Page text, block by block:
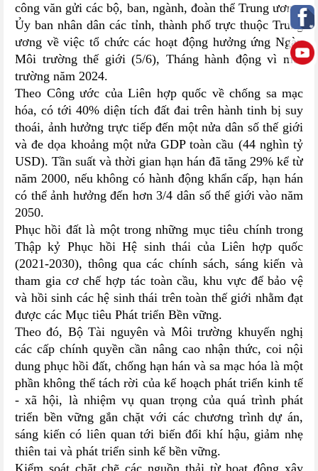
công văn gửi các bộ, ban, ngành, đoàn thể Trung ương;
Ủy ban nhân dân các tỉnh, thành phố trực thuộc Trung
ương về việc tổ chức các hoạt động hưởng ứng Ngày
Môi trường thế giới (5/6), Tháng hành động vì môi
trường năm 2024.
Theo Công ước của Liên hợp quốc về chống sa mạc
hóa, có tới 40% diện tích đất đai trên hành tinh bị suy
thoái, ảnh hưởng trực tiếp đến một nửa dân số thế giới
và đe dọa khoảng một nửa GDP toàn cầu (44 nghìn tỷ
USD). Tần suất và thời gian hạn hán đã tăng 29% kể từ
năm 2000, nếu không có hành động khẩn cấp, hạn hán
có thể ảnh hưởng đến hơn 3/4 dân số thế giới vào năm
2050.
Phục hồi đất là một trong những mục tiêu chính trong
Thập kỷ Phục hồi Hệ sinh thái của Liên hợp quốc
(2021-2030), thông qua các chính sách, sáng kiến và
tham gia cơ chế hợp tác toàn cầu, khu vực để bảo vệ
và hồi sinh các hệ sinh thái trên toàn thế giới nhằm đạt
được các Mục tiêu Phát triển Bền vững.
Theo đó, Bộ Tài nguyên và Môi trường khuyến nghị
các cấp chính quyền cần nâng cao nhận thức, coi nội
dung phục hồi đất, chống hạn hán và sa mạc hóa là một
phần không thể tách rời của kế hoạch phát triển kinh tế
- xã hội, là nhiệm vụ quan trọng của quá trình phát
triển bền vững gắn chặt với các chương trình dự án,
sáng kiến có liên quan tới biến đổi khí hậu, giảm nhẹ
thiên tai và phát triển sinh kế bền vững.
Kiểm soát chặt chẽ các nguồn thải từ hoạt động xây